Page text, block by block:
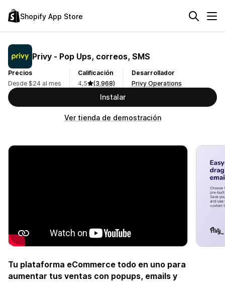
Shopify App Store
Privy ‑ Pop Ups, correos, SMS
Precios
Desde $24 al mes
Calificación
4,5
(3.968)
Desarrollador
Privy Operations
Instalar
Ver tienda de demostración
Tu plataforma eCommerce todo en uno para
aumentar tus ventas con popups, emails y